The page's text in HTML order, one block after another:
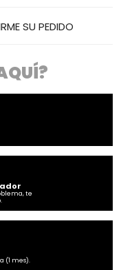
SU PEDIDO
te
(1 mes).